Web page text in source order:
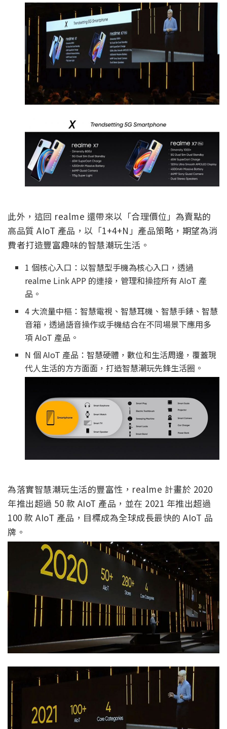
此外，這回 realme 還帶來以「合理價位」為賣點的
高品質 AIoT 產品，以「1+4+N」產品策略，期望為消
費者打造豐富趣味的智慧潮玩生活。
1 個核心入口：以智慧型手機為核心入口，透過
realme Link APP 的連接，管理和操控所有 AIoT 產
品。
4 大流量中樞：智慧電視、智慧耳機、智慧手錶、智慧
音箱，透過語音操作或手機結合在不同場景下應用多
項 AIoT 產品。
N 個 AIoT 產品：智慧硬體，數位和生活周邊，覆蓋現
代人生活的方方面面，打造智慧潮玩先鋒生活圈。
為落實智慧潮玩生活的豐富性，realme 計畫於 2020
年推出超過 50 款 AIoT 產品，並在 2021 年推出超過
100 款 AIoT 產品，目標成為全球成長最快的 AIoT 品
牌。